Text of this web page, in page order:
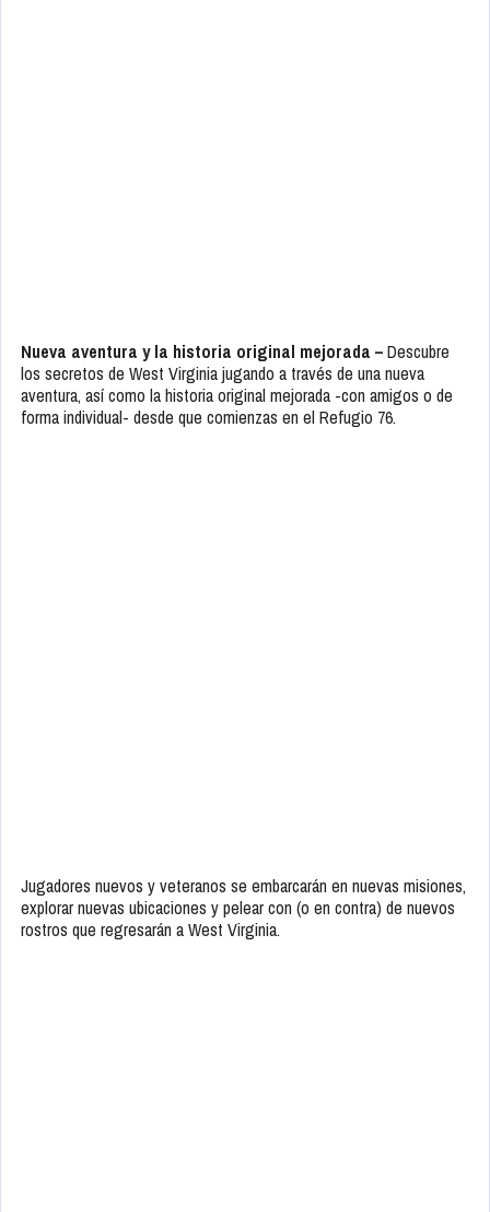
Nueva aventura y la historia original mejorada –Descubre
los secretos de West Virginia jugando a través de una nueva
aventura, así como la historia original mejorada -con amigos o de
forma individual- desde que comienzas en el Refugio 76.
Jugadores nuevos y veteranos se embarcarán en nuevas misiones,
explorar nuevas ubicaciones y pelear con (o en contra) de nuevos
rostros que regresarán a West Virginia.